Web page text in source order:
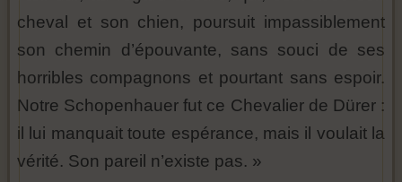
cheval et son chien, poursuit impassiblement
son chemin d’épouvante, sans souci de ses
horribles compagnons et pourtant sans espoir.
Notre Schopenhauer fut ce Chevalier de Dürer :
il lui manquait toute espérance, mais il voulait la
vérité. Son pareil n’existe pas. »